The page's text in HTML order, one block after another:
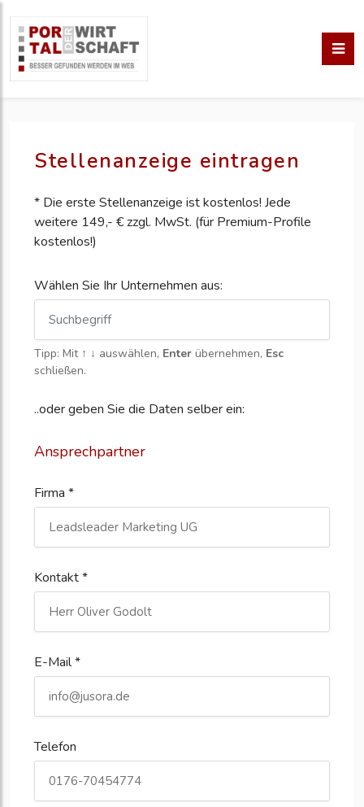
Stellenanzeige eintragen
* Die erste Stellenanzeige ist kostenlos! Jede
weitere 149,- € zzgl. MwSt. (für Premium-Profile
kostenlos!)
Wählen Sie Ihr Unternehmen aus:
Tipp: Mit ↑ ↓ auswählen, Enter übernehmen, Esc
schließen.
..oder geben Sie die Daten selber ein:
Ansprechpartner
Firma *
Kontakt *
E-Mail *
Telefon